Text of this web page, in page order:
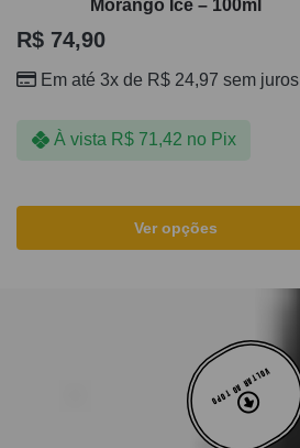
Morango Ice – 100ml
R$ 74,90
Em até 3x de R$ 24,97 sem juros
À vista R$71,42 no Pix
Ver opções
VOLTAR AO TOPO